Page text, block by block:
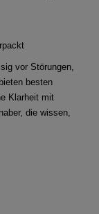
vor Störungen,
besten
Klarheit mit
die wissen,